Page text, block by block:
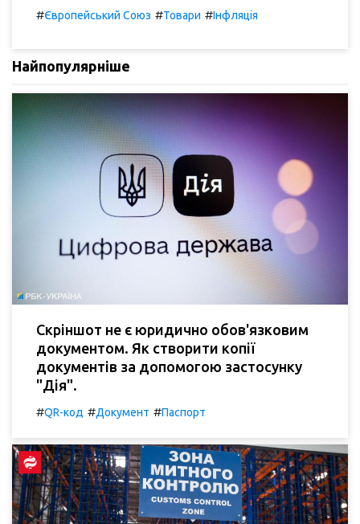
#Європейський Союз #Товари #Інфляція
Найпопулярніше
Скріншот не є юридично обов'язковим
документом. Як створити копії
документів за допомогою застосунку
"Дія".
#QR-код #Документ #Паспорт